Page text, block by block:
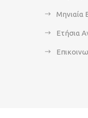
Μηνιαία
Ετήσια